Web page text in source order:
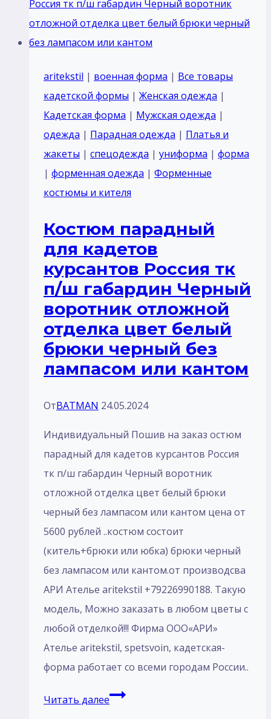
aritekstil | военная форма | Все товары
кадетской формы | Женская одежда |
Кадетская форма | Мужская одежда |
одежда | Парадная одежда | Платья и
жакеты | спецодежда | униформа | форма
| форменная одежда | Форменные
костюмы и кителя
Костюм парадный
для кадетов
курсантов Россия тк
п/ш габардин Черный
воротник отложной
отделка цвет белый
брюки черный без
лaмпасом или кантом
ОтBATMAN 24.05.2024
Индивидуальный Пошив на заказ остюм
парадный для кадетов курсантов Россия
тк п/ш габардин Черный воротник
отложной отделка цвет белый брюки
черный без лaмпасом или кантом цена от
5600 рублей ..костюм состоит
(китель+брюки или юбка) брюки черный
без лaмпасом или кантом.от производсва
АРИ Ателье aritekstil +79226990188. Такую
модель, Mожно заказать в любом цветы с
любой отделкой!!! Фирма ООО«АРИ»
Ателье aritekstil, spetsvoin, кадетская-
форма работает со всеми городам России..
Читать далееКостюм